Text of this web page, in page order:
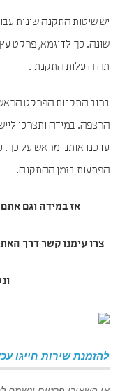
יש שיטות התקנה שונות
שונה. כך לדוגמא, פרקט
תהיה עלות התקנתו.
ברוב התקנות הפרקט
הרצפה. במידה ותצרכו
עדכנו אותנו מראש על
הפתעות בזמן ההתקנה.
אז במידה וגם אתם
צרו עימנו קשר דרך האתר או
להזמנת שירות חייגו עכשיו: 055-